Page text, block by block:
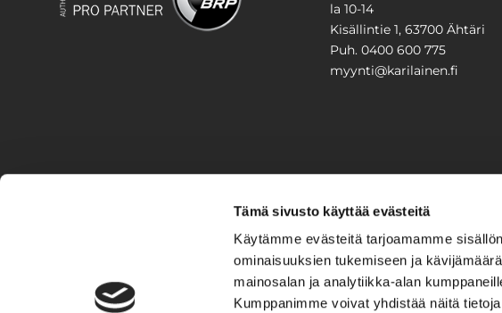
Tämä sivusto käyttää evästeitä
Käytämme evästeitä tarjoamamme
ominaisuuksien tukemiseen ja
mainosalan ja analytiikka-alan
Kumppanimme voivat yhdistää näitä
la 10-14
Kisällintie 1, 63700 Ähtäri
Puh. 0400 600 775
myynti@karilainen.fi
PIHA & PUUTARHA
Stiga
VAIHTOLAITTEET
Veneet